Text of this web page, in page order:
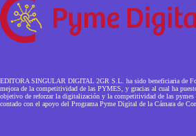
EDITORA SINGULAR DIGITAL 2GR S.L. ha sido beneficiaria de
mejora de la competitividad de las PYMES, y gracias al cual ha
objetivo de reforzar la digitalización y la competitividad de las pymes
contado con el apoyo del Programa Pyme Digital de la Cámara de